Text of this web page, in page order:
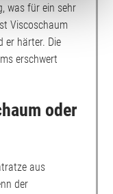
was für ein sehr
Viscoschaum
er härter. Die
erschwert
oder
aus
der